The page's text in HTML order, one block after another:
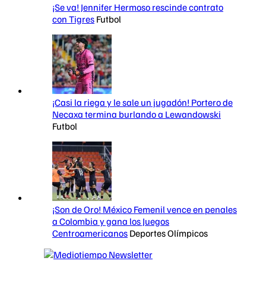
¡Se va! Jennifer Hermoso rescinde contrato
con Tigres Futbol
¡Casi la riega y le sale un jugadón! Portero de
Necaxa termina burlando a Lewandowski
Futbol
¡Son de Oro! México Femenil vence en penales
a Colombia y gana los Juegos
Centroamericanos Deportes Olímpicos